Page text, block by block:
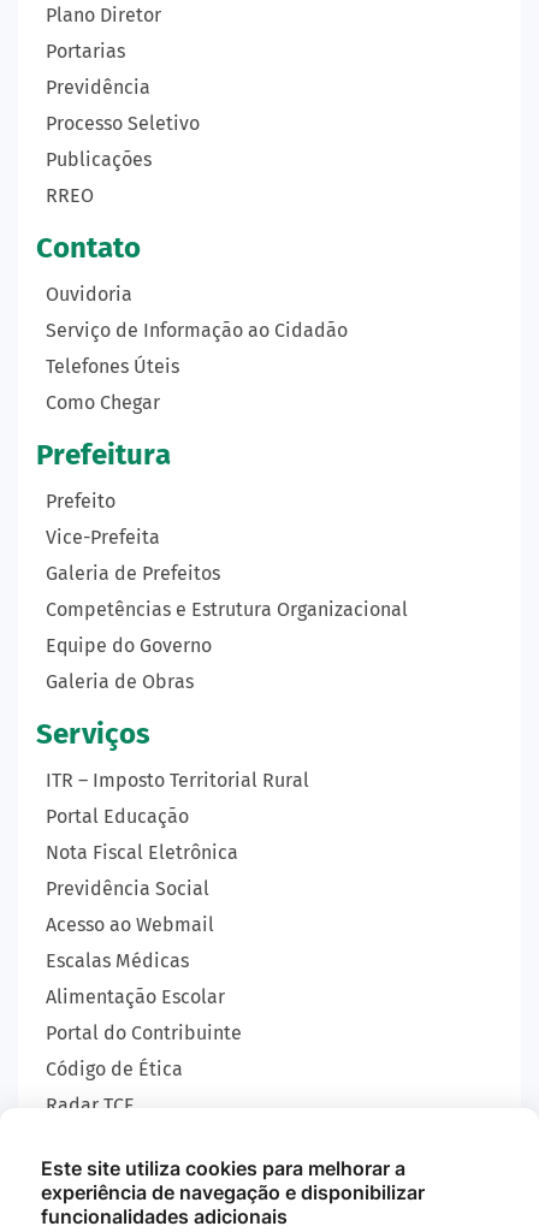
Plano Diretor
Portarias
Previdência
Processo Seletivo
Publicações
RREO
Contato
Ouvidoria
Serviço de Informação ao Cidadão
Telefones Úteis
Como Chegar
Prefeitura
Prefeito
Vice-Prefeita
Galeria de Prefeitos
Competências e Estrutura Organizacional
Equipe do Governo
Galeria de Obras
Serviços
ITR – Imposto Territorial Rural
Portal Educação
Nota Fiscal Eletrônica
Previdência Social
Acesso ao Webmail
Escalas Médicas
Alimentação Escolar
Portal do Contribuinte
Código de Ética
Radar TCE
SIC
GEOBRAS
Este site utiliza cookies para melhorar a
experiência de navegação e disponibilizar
funcionalidades adicionais